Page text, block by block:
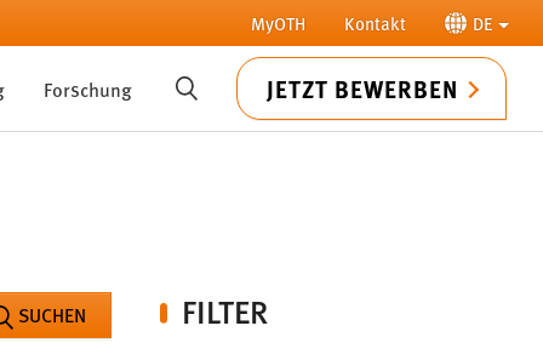
MyOTH Kontakt DE
Forschung SUCHE JETZT BEWERBEN
FILTER
SUCHEN